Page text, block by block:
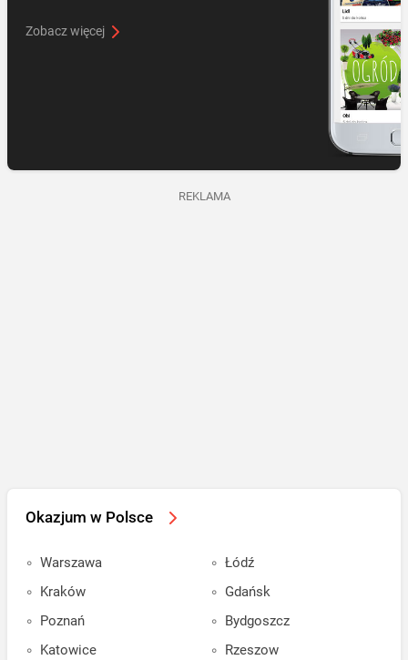
Zobacz więcej
REKLAMA
Okazjum w Polsce
Warszawa
Kraków
Poznań
Katowice
Łódź
Gdańsk
Bydgoszcz
Rzeszow